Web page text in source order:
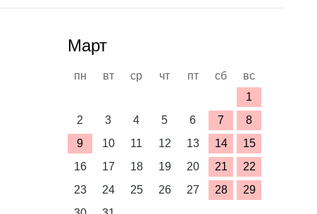
Март
пн вт ср чт пт сб
вс
1
2
3 4 5 6 7
8
9
10 11 12 13 14
15
16
17 18 19 20 21
22
23
24 25 26 27 28
29